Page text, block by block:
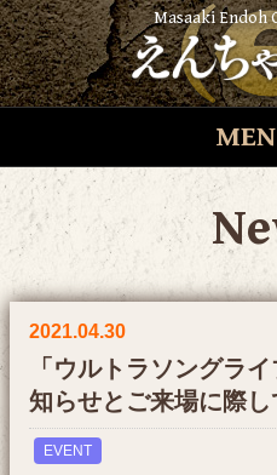
Masaaki Endoh
2021.04.30
「ウルトラソングラ
知らせとご来場に際
EVENT